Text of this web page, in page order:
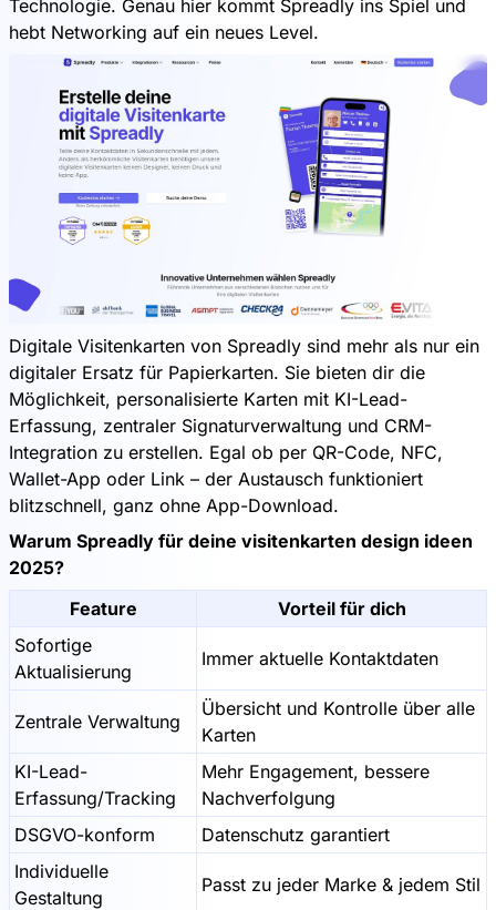
Technologie. Genau hier kommt Spreadly ins Spiel und
hebt Networking auf ein neues Level.
Digitale Visitenkarten von Spreadly sind mehr als nur ein
digitaler Ersatz für Papierkarten. Sie bieten dir die
Möglichkeit, personalisierte Karten mit KI-Lead-
Erfassung, zentraler Signaturverwaltung und CRM-
Integration zu erstellen. Egal ob per QR-Code, NFC,
Wallet-App oder Link – der Austausch funktioniert
blitzschnell, ganz ohne App-Download.
Warum Spreadly für deine visitenkarten design ideen
2025?
Feature
Vorteil für dich
Sofortige
Aktualisierung
Immer aktuelle Kontaktdaten
Zentrale Verwaltung
Übersicht und Kontrolle über alle
Karten
KI-Lead-
Erfassung/Tracking
Mehr Engagement, bessere
Nachverfolgung
DSGVO-konform
Datenschutz garantiert
Individuelle
Gestaltung
Passt zu jeder Marke & jedem Stil